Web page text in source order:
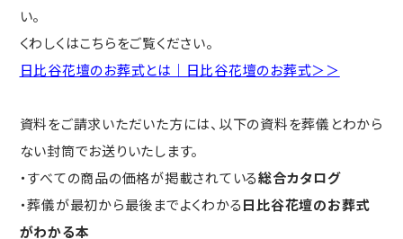
い。
くわしくはこちらをご覧ください。
日比谷花壇のお葬式とは｜日比谷花壇のお葬式＞＞
資料をご請求いただいた方には、以下の資料を葬儀とわから
ない封筒でお送りいたします。
・すべての商品の価格が掲載されている総合カタログ
・葬儀が最初から最後までよくわかる日比谷花壇のお葬式
がわかる本